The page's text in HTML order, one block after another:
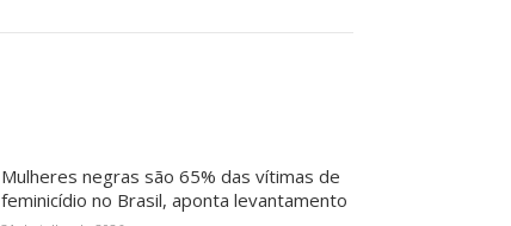
Mulheres negras são 65% das vítimas de
feminicídio no Brasil, aponta levantamento